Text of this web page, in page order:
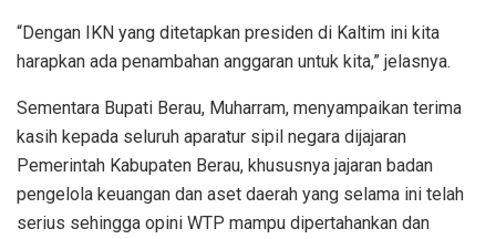
“Dengan IKN yang ditetapkan presiden di Kaltim ini kita
harapkan ada penambahan anggaran untuk kita,” jelasnya.
Sementara Bupati Berau, Muharram, menyampaikan terima
kasih kepada seluruh aparatur sipil negara dijajaran
Pemerintah Kabupaten Berau, khususnya jajaran badan
pengelola keuangan dan aset daerah yang selama ini telah
serius sehingga opini WTP mampu dipertahankan dan